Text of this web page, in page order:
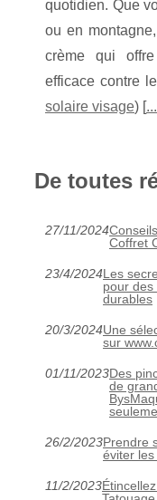
quotidien. Que
ou en
crème qui
efficace contre
solaire visage) [...
De toutes
27/11/2024
Coffret
23/4/2024Les
pour
durables
20/3/2024Une
sur
01/11/2023Des
de
26/2/2023Prendre
éviter
11/2/2023